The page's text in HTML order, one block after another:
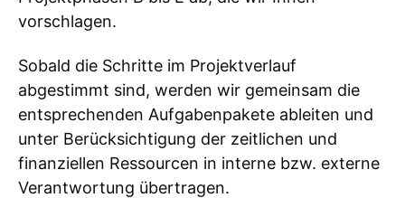
vorschlagen.
Sobald die Schritte im Projektverlauf
abgestimmt sind, werden wir gemeinsam die
entsprechenden Aufgabenpakete ableiten und
unter Berücksichtigung der zeitlichen und
finanziellen Ressourcen in interne bzw. externe
Verantwortung übertragen.